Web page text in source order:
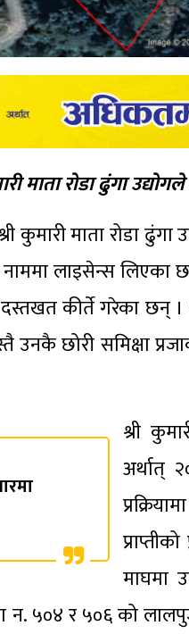
माता रोडा ढुंगा
कुमारी माता रोडा
लाइसेन्स
दस्तखत कीर्ते गरेका
छोरी समिक्षा
श्री
अर्थात्
माघमा
न. ५०४ र ५०६ को